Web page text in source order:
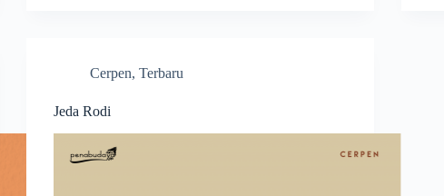
Cerpen,Terbaru
Jeda Rodi